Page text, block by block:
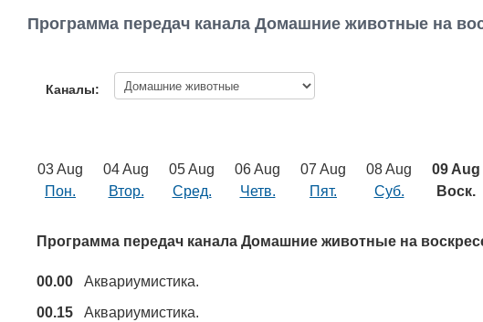
Программа передач канала Домашние животные на
Каналы:
03 Aug
Пон.
04 Aug
Втор.
05 Aug
Сред.
06 Aug
Четв.
07 Aug
Пят.
08 Aug
Суб.
09 Aug
Воск.
Программа передач канала Домашние животные на
00.00 Аквариумистика.
00.15 Аквариумистика.